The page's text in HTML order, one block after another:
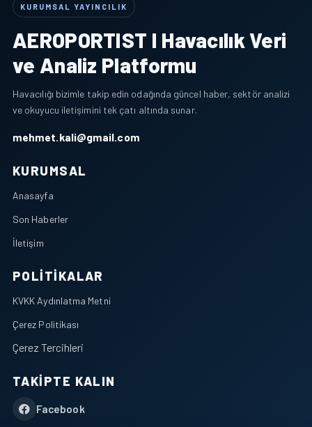
KURUMSAL YAYINCILIK
AEROPORTIST I Havacılık Veri
ve Analiz Platformu
Havacılığı bizimle takip edin odağında güncel haber, sektör analizi
ve okuyucu iletişimini tek çatı altında sunar.
mehmet.kali@gmail.com
KURUMSAL
Anasayfa
Son Haberler
İletişim
POLITIKALAR
KVKK Aydınlatma Metni
Çerez Politikası
Çerez Tercihleri
TAKIPTE KALIN
Facebook